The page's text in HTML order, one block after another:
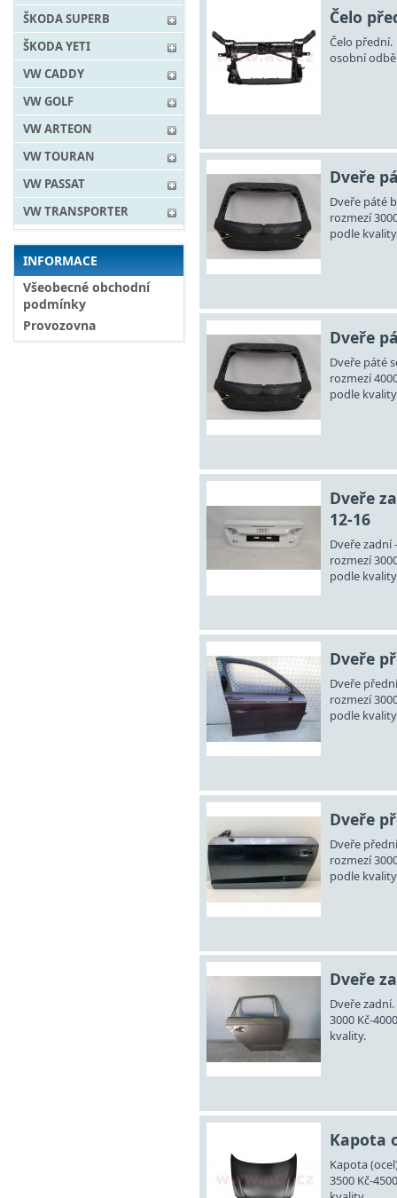
ŠKODA SUPERB
ŠKODA YETI
VW CADDY
VW GOLF
VW ARTEON
VW TOURAN
VW PASSAT
VW TRANSPORTER
INFORMACE
Všeobecné obchodní
podmínky
Provozovna
Čelo
Čelo
osobní
Dveře
Dveře páté
rozmezí
podle
Dveře
Dveře páté
rozmezí
podle
Dveře
12-16
Dveře zadní
rozmezí
podle
Dveře
Dveře
rozmezí
podle
Dveře
Dveře
rozmezí
podle
Dveře
Dveře
3000 Kč-
kvality.
Kapota
Kapota
3500 Kč-